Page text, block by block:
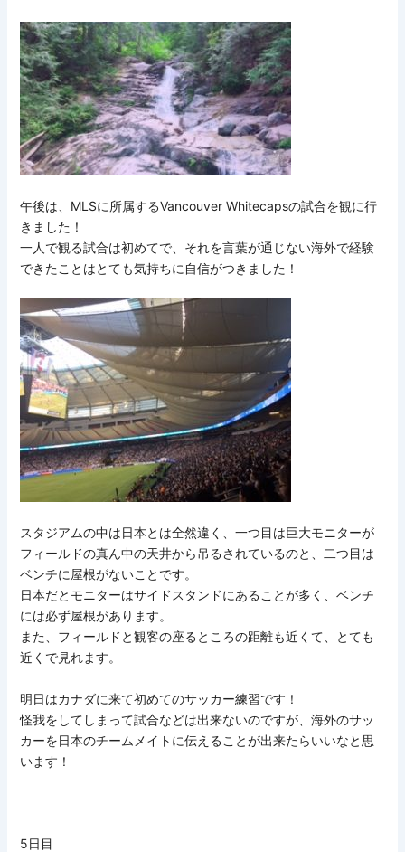
午後は、MLSに所属するVancouver Whitecapsの試合を観に行
きました！
一人で観る試合は初めてで、それを言葉が通じない海外で経験
できたことはとても気持ちに自信がつきました！
スタジアムの中は日本とは全然違く、一つ目は巨大モニターが
フィールドの真ん中の天井から吊るされているのと、二つ目は
ベンチに屋根がないことです。
日本だとモニターはサイドスタンドにあることが多く、ベンチ
には必ず屋根があります。
また、フィールドと観客の座るところの距離も近くて、とても
近くで見れます。
明日はカナダに来て初めてのサッカー練習です！
怪我をしてしまって試合などは出来ないのですが、海外のサッ
カーを日本のチームメイトに伝えることが出来たらいいなと思
います！
5日目